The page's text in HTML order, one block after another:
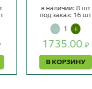
1735.00₽
В КОРЗИНУ
в наличии: 8 шт
под заказ: 16 шт